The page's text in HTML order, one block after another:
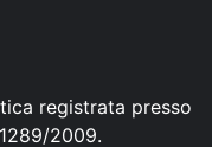
registrata presso
2009.